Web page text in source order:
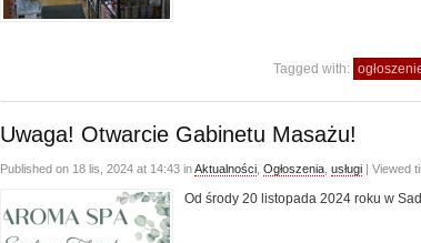
Tagged with:
Uwaga! Otwarcie Gabinetu Masażu!
Published on 18 lis, 2024 at 14:43 inAktualności Ogłoszenia usługi | Viewed
Od środy 20 listopada 2024 roku w